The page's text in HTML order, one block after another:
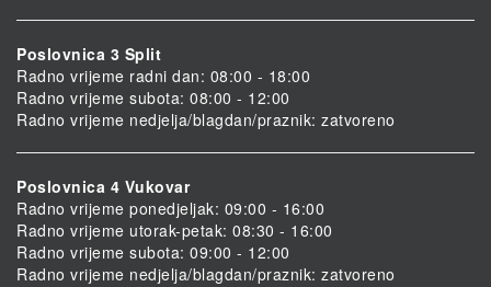
Poslovnica 3 Split
Radno vrijeme radni dan: 08:00 - 18:00
Radno vrijeme subota: 08:00 - 12:00
Radno vrijeme nedjelja/blagdan/praznik: zatvoreno
Poslovnica 4 Vukovar
Radno vrijeme ponedjeljak: 09:00 - 16:00
Radno vrijeme utorak-petak: 08:30 - 16:00
Radno vrijeme subota: 09:00 - 12:00
Radno vrijeme nedjelja/blagdan/praznik: zatvoreno